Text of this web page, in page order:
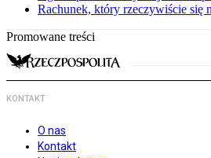
Rachunek, który rzeczywiście się
Promowane treści
KONTAKT
O nas
Kontakt